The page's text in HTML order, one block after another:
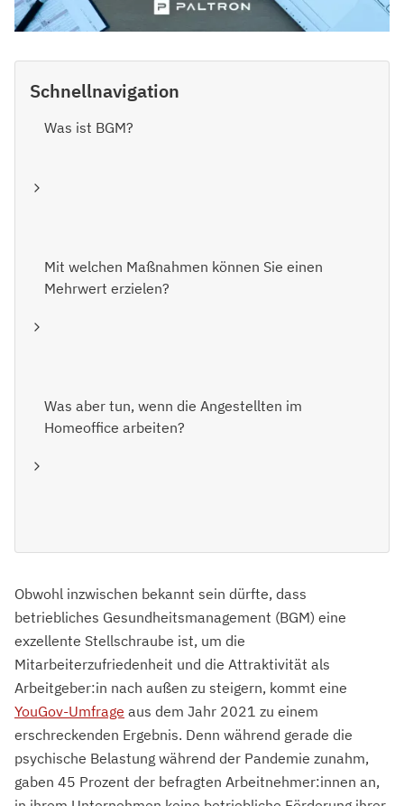
Schnellnavigation
Was ist BGM?
Mit welchen Maßnahmen können Sie einen
Mehrwert erzielen?
Was aber tun, wenn die Angestellten im
Homeoffice arbeiten?
Obwohl inzwischen bekannt sein dürfte, dass
betriebliches Gesundheitsmanagement (BGM) eine
exzellente Stellschraube ist, um die
Mitarbeiterzufriedenheit und die Attraktivität als
Arbeitgeber:in nach außen zu steigern, kommt eine
YouGov-Umfrage aus dem Jahr 2021 zu einem
erschreckenden Ergebnis. Denn während gerade die
psychische Belastung während der Pandemie zunahm,
gaben 45 Prozent der befragten Arbeitnehmer:innen an,